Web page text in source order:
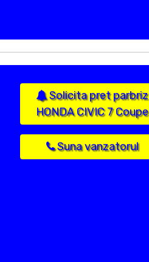
Solicita pret parbriz
HONDA CIVIC 7 Coupe
Suna vanzatorul